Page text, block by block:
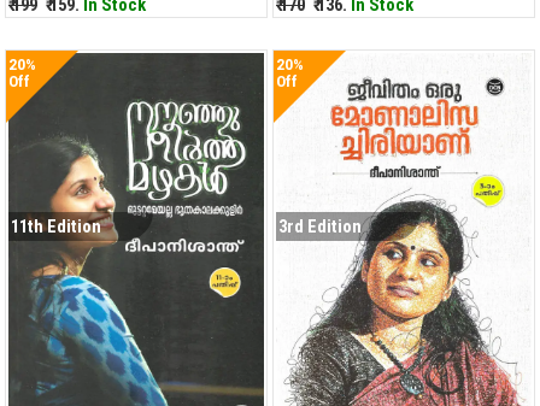
₹ 199 ₹ 159. In Stock
₹ 170 ₹ 136. In Stock
20%
Off
11th Edition
20%
Off
3rd Edition